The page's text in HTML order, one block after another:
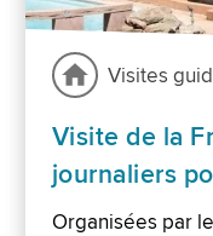
Visites
Visite de la
journaliers
Organisées par